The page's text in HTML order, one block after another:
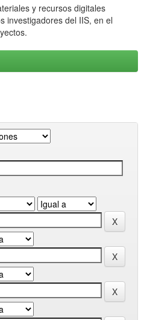
y recursos digitales
investigadores del IIS, en el